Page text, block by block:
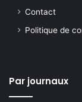
Contact
Politique de
Par journaux